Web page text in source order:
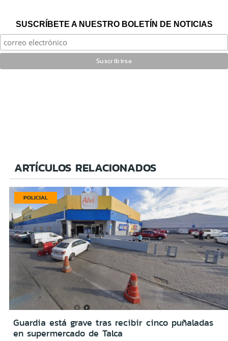
SUSCRÍBETE A NUESTRO BOLETÍN DE NOTICIAS
ARTÍCULOS RELACIONADOS
POLICIAL
Guardia está grave tras recibir cinco puñaladas
en supermercado de Talca